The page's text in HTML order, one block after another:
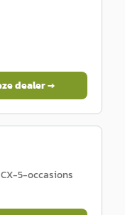
dealer →
CX-5-occasions